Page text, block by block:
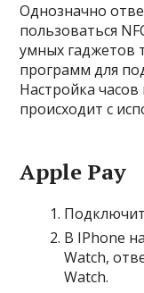
Однозначно
пользоваться
умных гаджетов
программ для
Настройка
происходит с
Apple Pay
В IPhone
Watch,
Watch.